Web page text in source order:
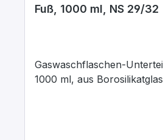
Fuß, 1000 ml, NS 29/32
Gaswaschflaschen-
1000 ml, aus